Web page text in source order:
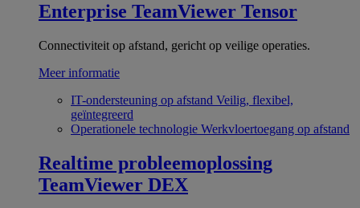
Enterprise TeamViewer Tensor
Connectiviteit op afstand, gericht op veilige operaties.
Meer informatie
IT-ondersteuning op afstand Veilig, flexibel,
geïntegreerd
Operationele technologie Werkvloertoegang op afstand
Realtime probleemoplossing
TeamViewer DEX